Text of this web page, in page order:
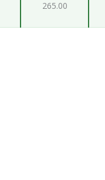
265.00